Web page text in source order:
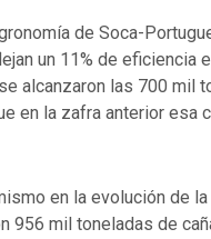
de Soca-
un 11% de eficiencia
alcanzaron las 700 mil
en la zafra anterior esa
en la evolución de
956 mil toneladas de